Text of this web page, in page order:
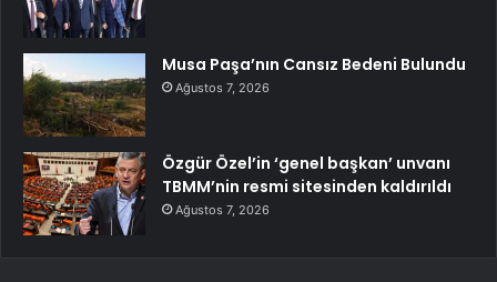
Musa Paşa’nın Cansız Bedeni Bulundu
Ağustos 7, 2026
Özgür Özel’in ‘genel başkan’ unvanı
TBMM’nin resmi sitesinden kaldırıldı
Ağustos 7, 2026